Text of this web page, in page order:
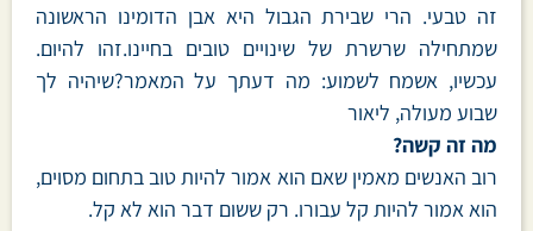
זה טבעי. הרי שבירת הגבול היא אבן הדומינו הראשונה
שמתחילה שרשרת של שינויים טובים בחיינו.זהו להיום.
עכשיו, אשמח לשמוע: מה דעתך על המאמר?שיהיה לך
שבוע מעולה, ליאור
מה זה קשה?
רוב האנשים מאמין שאם הוא אמור להיות טוב בתחום מסוים,
הוא אמור להיות קל עבורו. רק ששום דבר הוא לא קל.